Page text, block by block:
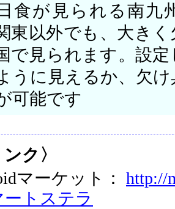
食が見られる南九
東以外でも、大き
で見られます。設
うに見えるか、欠
可能です
ク〉
マーケット： http://
ートステラ